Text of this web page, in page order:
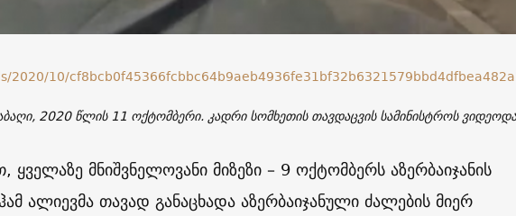
2020 წლის 11 ოქტომბერი. კადრი სომხეთის თავდაცვის სამინისტროს
ყველაზე მნიშვნელოვანი მიზეზი – 9 ოქტომბერს აზერბაიჯანის
ალიევმა თავად განაცხადა აზერბაიჯანული ძალების მიერ